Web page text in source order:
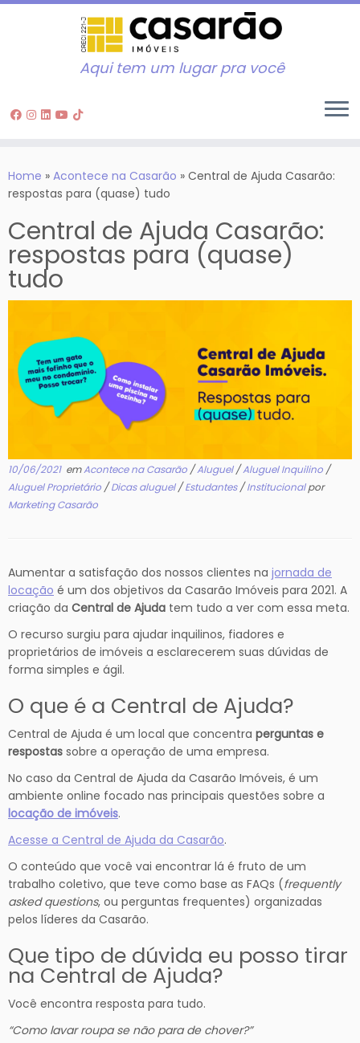
to
content
Aqui tem um lugar pra você
Home » Acontece na Casarão » Central de Ajuda Casarão:
respostas para (quase) tudo
Central de Ajuda Casarão:
respostas para (quase)
tudo
10/06/2021emAcontece na Casarão /Aluguel/Aluguel Inquilino /
Aluguel Proprietário /Dicas aluguel/Estudantes/Institucionalpor
Marketing Casarão
Aumentar a satisfação dos nossos clientes na jornada de
locação é um dos objetivos da Casarão Imóveis para 2021. A
criação da Central de Ajuda tem tudo a ver com essa meta.
O recurso surgiu para ajudar inquilinos, fiadores e
proprietários de imóveis a esclarecerem suas dúvidas de
forma simples e ágil.
O que é a Central de Ajuda?
Central de Ajuda é um local que concentra perguntas e
respostas sobre a operação de uma empresa.
No caso da Central de Ajuda da Casarão Imóveis, é um
ambiente online focado nas principais questões sobre a
locação de imóveis.
Acesse a Central de Ajuda da Casarão.
O conteúdo que você vai encontrar lá é fruto de um
trabalho coletivo, que teve como base as FAQs (frequently
asked questions, ou perguntas frequentes) organizadas
pelos líderes da Casarão.
Que tipo de dúvida eu posso tirar
na Central de Ajuda?
Você encontra resposta para tudo.
“Como lavar roupa se não para de chover?”